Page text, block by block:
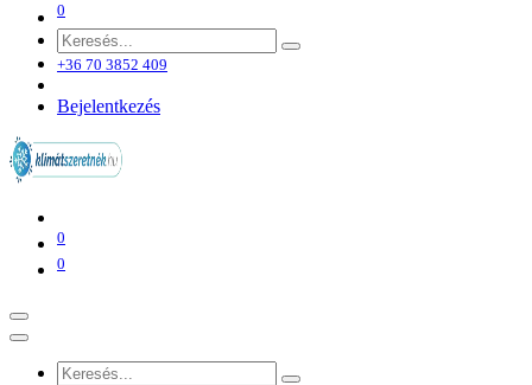
0
+36 70 3852 409
Bejelentkezés
0
0